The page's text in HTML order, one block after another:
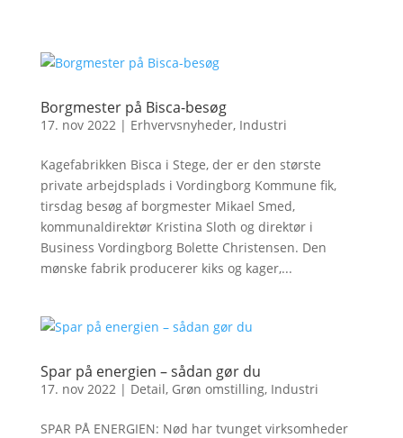
Borgmester på Bisca-besøg
17. nov 2022| Erhvervsnyheder, Industri
Kagefabrikken Bisca i Stege, der er den største
private arbejdsplads i Vordingborg Kommune fik,
tirsdag besøg af borgmester Mikael Smed,
kommunaldirektør Kristina Sloth og direktør i
Business Vordingborg Bolette Christensen. Den
mønske fabrik producerer kiks og kager,...
Spar på energien – sådan gør du
17. nov 2022| Detail, Grøn omstilling, Industri
SPAR PÅ ENERGIEN: Nød har tvunget virksomheder